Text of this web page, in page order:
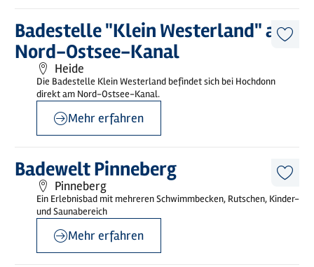
Badestelle "Klein Westerland" am
Nord-Ostsee-Kanal
Heide
Die Badestelle Klein Westerland befindet sich bei Hochdonn
direkt am Nord-Ostsee-Kanal.
Mehr
erfahren
Mehr erfahren
Badewelt Pinneberg
Pinneberg
Ein Erlebnisbad mit mehreren Schwimmbecken, Rutschen, Kinder-
und Saunabereich
Mehr
erfahren
Mehr erfahren